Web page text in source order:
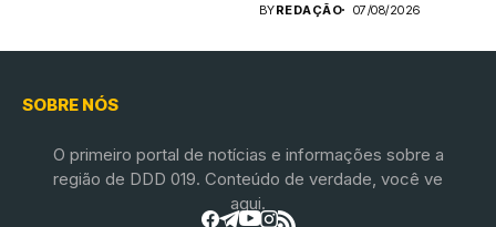
BYREDAÇÃO 07/08/2026
SOBRE NÓS
O primeiro portal de notícias e informações sobre a
região de DDD 019. Conteúdo de verdade, você ve
aqui.